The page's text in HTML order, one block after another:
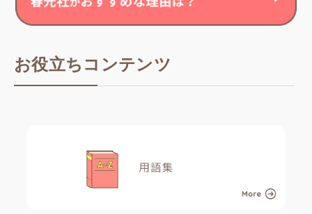
お役立ちコンテンツ